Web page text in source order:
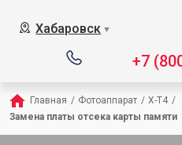
Хабаровск ▼
+7
Главная / Фотоаппарат / X-T4 /
Замена платы отсека карты памяти